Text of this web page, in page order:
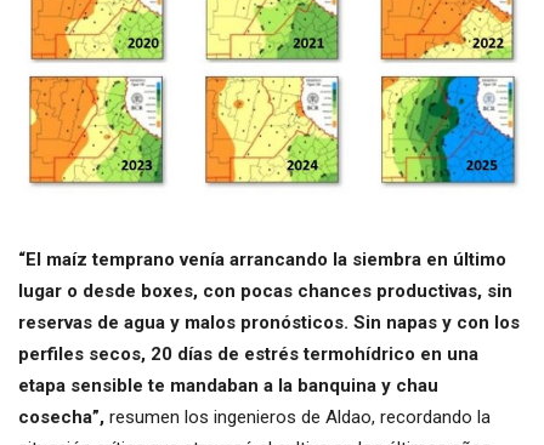
“El maíz temprano venía arrancando la siembra en último
lugar o desde boxes, con pocas chances productivas, sin
reservas de agua y malos pronósticos. Sin napas y con los
perfiles secos, 20 días de estrés termohídrico en una
etapa sensible te mandaban a la banquina y chau
cosecha”, resumen los ingenieros de Aldao, recordando la